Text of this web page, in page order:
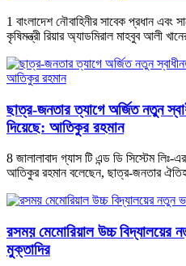
1 বাংলাদেশ নৌবাহিনীর সাবেক প্রধান
কৃষিমন্ত্রী রিয়ার অ্যাডমিরাল মাহবুব আলী
ছাত্র-জনতার ত্যাগে অর্জিত নতুন
দিয়েছে: আতিকুর রহমান
8 জালালাবাদ গ্যাস টি এন্ড ডি সিস্টেম লিঃ-
আতিকুর রহমান বলেছেন, ছাত্র-জনতার
রসময় মেমোরিয়াল উচ্চ বিদ্যালয়ের
মুক্তাদির